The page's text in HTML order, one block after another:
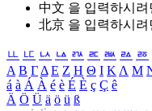
中文 을 입력하시려
北京 을 입력하시려
ㅥ ㅦ ㅧ ㅨ ㅩ ㅪ ㅫ ㅬ ㅭ
Α Β ΓΔ Ε Ζ Η Θ Ι ΚΛ Μ
á à Á À é è É È ç Ç ê
Ä Ö Ü ä ö ü ß